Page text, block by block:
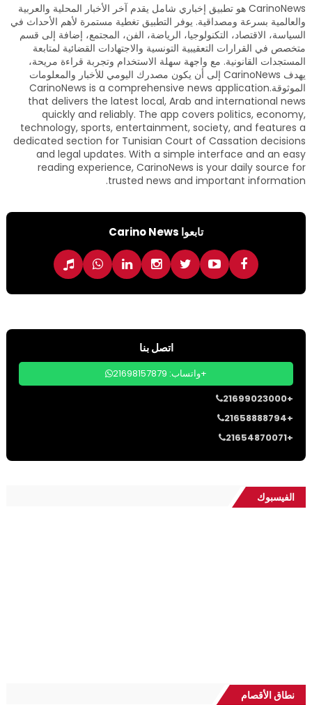
CarinoNews هو تطبيق إخباري شامل يقدم آخر الأخبار المحلية والعربية
والعالمية بسرعة ومصداقية. يوفر التطبيق تغطية مستمرة لأهم الأحداث في
السياسة، الاقتصاد، التكنولوجيا، الرياضة، الفن، المجتمع، إضافة إلى قسم
متخصص في القرارات التعقيبية التونسية والاجتهادات القضائية لمتابعة
المستجدات القانونية. مع واجهة سهلة الاستخدام وتجربة قراءة مريحة،
يهدف CarinoNews إلى أن يكون مصدرك اليومي للأخبار والمعلومات
الموثوقة.CarinoNews is a comprehensive news application
that delivers the latest local, Arab and international news
quickly and reliably. The app covers politics, economy,
technology, sports, entertainment, society, and features a
dedicated section for Tunisian Court of Cassation decisions
and legal updates. With a simple interface and an easy
reading experience, CarinoNews is your daily source for
trusted news and important information.
تابعوا Carino News
اتصل بنا
واتساب: 21698157879+
21699023000+
21658888794+
21654870071+
الفيسبوك
نطاق الأقصام